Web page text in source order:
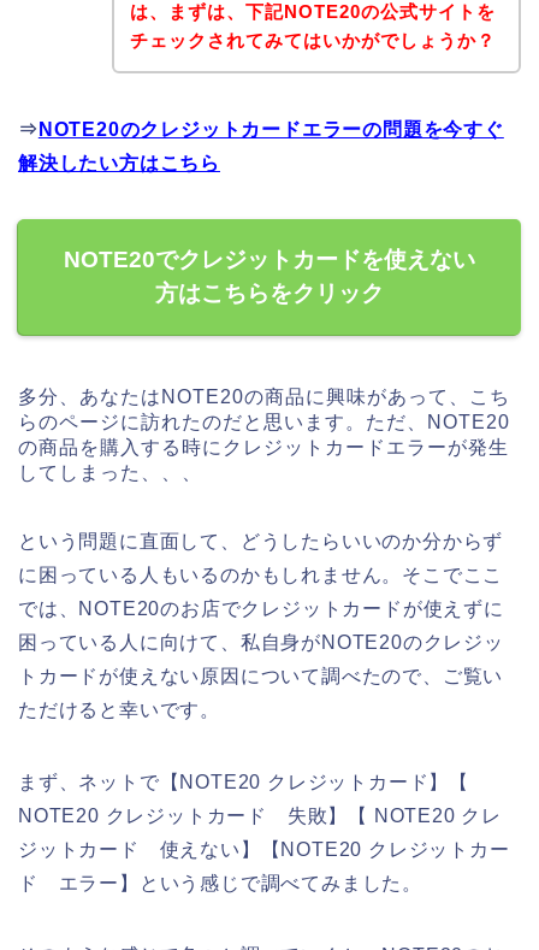
は、まずは、下記NOTE20の公式サイトを
チェックされてみてはいかがでしょうか？
⇒ NOTE20のクレジットカードエラーの問題を今すぐ
解決したい方はこちら
NOTE20でクレジットカードを使えない
方はこちらをクリック
多分、あなたはNOTE20の商品に興味があって、こち
らのページに訪れたのだと思います。ただ、NOTE20
の商品を購入する時にクレジットカードエラーが発生
してしまった、、、
という問題に直面して、どうしたらいいのか分からず
に困っている人もいるのかもしれません。そこでここ
では、NOTE20のお店でクレジットカードが使えずに
困っている人に向けて、私自身がNOTE20のクレジッ
トカードが使えない原因について調べたので、ご覧い
ただけると幸いです。
まず、ネットで【NOTE20 クレジットカード】【
NOTE20 クレジットカード 失敗】【 NOTE20 クレ
ジットカード 使えない】【NOTE20 クレジットカー
ド エラー】という感じで調べてみました。